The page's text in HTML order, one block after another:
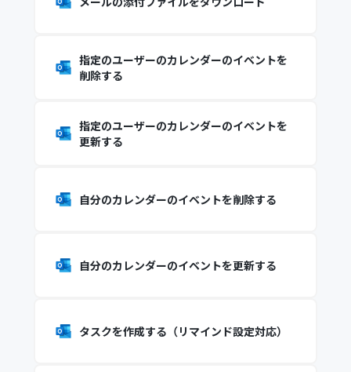
指定のユーザーのカレンダーのイベントを
削除する
指定のユーザーのカレンダーのイベントを
更新する
自分のカレンダーのイベントを削除する
自分のカレンダーのイベントを更新する
タスクを作成する（リマインド設定対応）